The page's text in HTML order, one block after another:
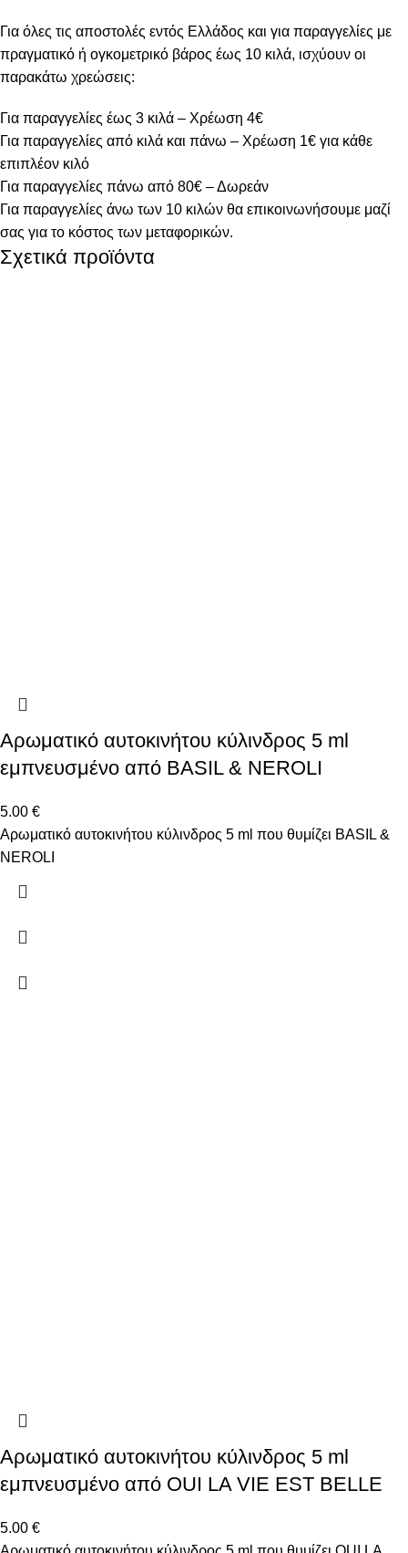
Για όλες τις αποστολές εντός Ελλάδος και για παραγγελίες με
πραγματικό ή ογκομετρικό βάρος έως 10 κιλά, ισχύουν οι
παρακάτω χρεώσεις:
Για παραγγελίες έως 3 κιλά – Χρέωση 4€
Για παραγγελίες από κιλά και πάνω – Χρέωση 1€ για κάθε
επιπλέον κιλό
Για παραγγελίες πάνω από 80€ – Δωρεάν
Για παραγγελίες άνω των 10 κιλών θα επικοινωνήσουμε μαζί
σας για το κόστος των μεταφορικών.
Σχετικά προϊόντα
Αρωματικό αυτοκινήτου κύλινδρος 5 ml
εμπνευσμένο από BASIL & NEROLI
5.00 €
Αρωματικό αυτοκινήτου κύλινδρος 5 ml που θυμίζει BASIL &
NEROLI
Αρωματικό αυτοκινήτου κύλινδρος 5 ml
εμπνευσμένο από OUI LA VIE EST BELLE
5.00 €